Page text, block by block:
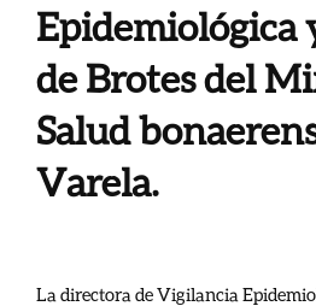
Epidemiológica
de Brotes del
Salud
Varela.
La directora de Vigilancia